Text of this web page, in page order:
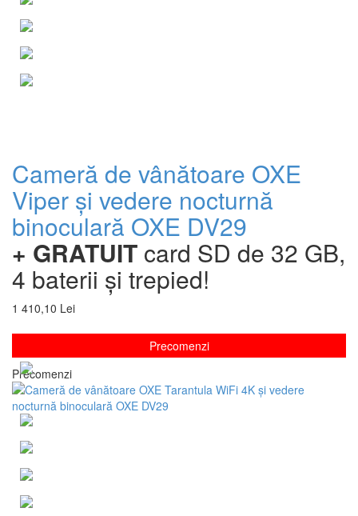
Cameră de vânătoare OXE
Viper și vedere nocturnă
binoculară OXE DV29
+ GRATUIT card SD de 32 GB,
4 baterii și trepied!
1 410,10 Lei
Precomenzi
Precomenzi